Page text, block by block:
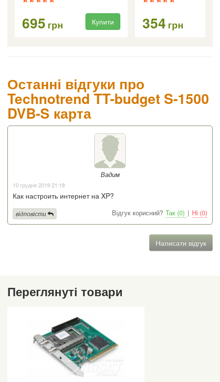
695 грн Купити 354 грн
Останні відгуки про
Technotrend TT-budget S-1500
DVB-S карта
Вадим
10 грудня 2019 21:18
Как настроить интернет на XP?
Відгук корисний? Так (0) | Ні (0)
відповісти
Написати відгук
Переглянуті товари